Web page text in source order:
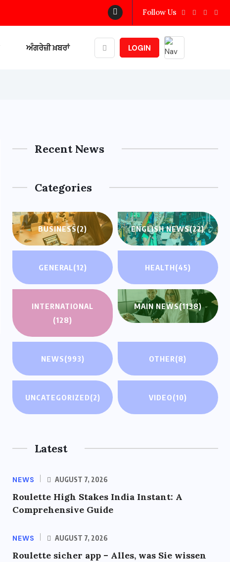
Follow Us
ਅੰਗਰੇਜ਼ੀ ਖ਼ਬਰਾਂ LOGIN
Recent News
Categories
BUSINESS(2) ENGLISH NEWS(22)
GENERAL(12) HEALTH(45)
INTERNATIONAL
(128)
MAIN NEWS(1138)
NEWS(993) OTHER(8)
UNCATEGORIZED(2) VIDEO(10)
Latest
NEWS AUGUST 7, 2026
Roulette High Stakes India Instant: A
Comprehensive Guide
NEWS AUGUST 7, 2026
Roulette sicher app – Alles, was Sie wissen